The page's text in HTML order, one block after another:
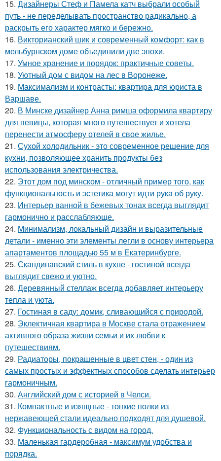
15. Дизайнеры Стеф и Памела катч выбрали особый
путь - не переделывать пространство радикально, а
раскрыть его характер мягко и бережно.
16. Викторианский шик и современный комфорт: как в
мельбурнском доме объединили две эпохи.
17. Умное хранение и порядок: практичные советы.
18. Уютный дом с видом на лес в Воронеже.
19. Максимализм и контрасты: квартира для юриста в
Варшаве.
20. В Минске дизайнер Анна римша оформила квартиру
для певицы, которая много путешествует и хотела
перенести атмосферу отелей в свое жилье.
21. Сухой холодильник - это современное решение для
кухни, позволяющее хранить продукты без
использования электричества.
22. Этот дом под минском - отличный пример того, как
функциональность и эстетика могут идти рука об руку.
23. Интерьер ванной в бежевых тонах всегда выглядит
гармонично и расслабляюще.
24. Минимализм, локальный дизайн и выразительные
детали - именно эти элементы легли в основу интерьера
апартаментов площадью 55 м в Екатеринбурге.
25. Скандинавский стиль в кухне - гостиной всегда
выглядит свежо и уютно.
26. Деревянный стеллаж всегда добавляет интерьеру
тепла и уюта.
27. Гостиная в саду: домик, сливающийся с природой.
28. Эклектичная квартира в Москве стала отражением
активного образа жизни семьи и их любви к
путешествиям.
29. Радиаторы, покрашенные в цвет стен, - один из
самых простых и эффектных способов сделать интерьер
гармоничным.
30. Английский дом с историей в Челси.
31. Компактные и изящные - тонкие полки из
нержавеющей стали идеально подходят для душевой.
32. Функциональность с видом на город.
33. Маленькая гардеробная - максимум удобства и
порядка.